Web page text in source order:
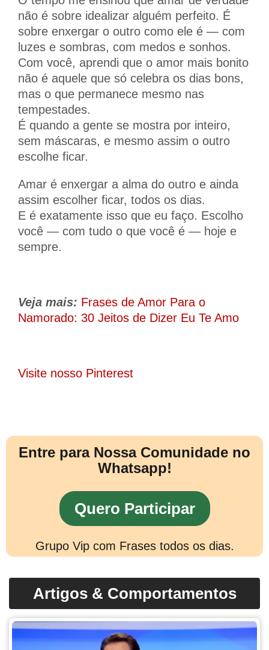
não é sobre idealizar alguém perfeito. É
sobre enxergar o outro como ele é — com
luzes e sombras, com medos e sonhos.
Com você, aprendi que o amor mais bonito
não é aquele que só celebra os dias bons,
mas o que permanece mesmo nas
tempestades.
É quando a gente se mostra por inteiro,
sem máscaras, e mesmo assim o outro
escolhe ficar.
Amar é enxergar a alma do outro e ainda
assim escolher ficar, todos os dias.
E é exatamente isso que eu faço. Escolho
você — com tudo o que você é — hoje e
sempre.
Veja mais: Frases de Amor Para o
Namorado: 30 Jeitos de Dizer Eu Te Amo
Visite nosso Pinterest
Entre para Nossa Comunidade no
Whatsapp!
Quero Participar
Grupo Vip com Frases todos os dias.
Artigos & Comportamentos